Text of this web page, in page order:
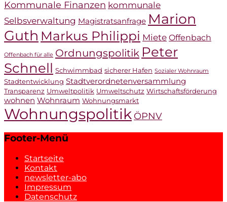
Kommunale Finanzen kommunale
Selbsverwaltung Magistratsanfrage Marion
Guth Markus Philippi Miete Offenbach
Offenbach für alle Ordnungspolitik Peter
Schnell Schwimmbad sicherer Hafen Sozialer Wohnraum
Stadtentwicklung Stadtverordnetenversammlung
Transparenz Umweltpolitik Umweltschutz Wirtschaftsförderung
wohnen Wohnraum Wohnungsmarkt
Wohnungspolitik ÖPNV
Footer-Menü
Startseite
Kontakt
newsletter-abo
Impressum
Datenschutz